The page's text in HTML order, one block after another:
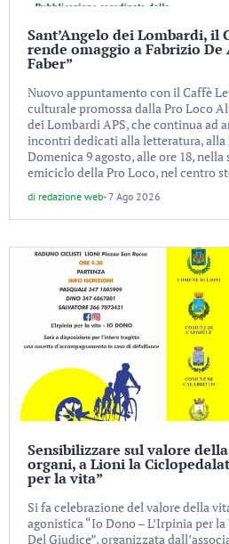
Sant’Angelo dei Lombardi, il
rende omaggio a Fabrizio De
Faber”
Nuovo appuntamento con il Caffè
culturale promossa dalla Pro Loco
dei Lombardi APS, che continua ad
incontri dedicati alla letteratura, alla
Domenica 9 agosto, alle ore 18,
emiciclo della Pro Loco, nel centro
di redazione web-7 Ago 2026
Sensibilizzare sul valore
organi, a Lioni la
per la vita”
Si fa celebrazione del valore della
agonistica “Io Dono – L’Irpinia per
Del Giudice”, organizzata